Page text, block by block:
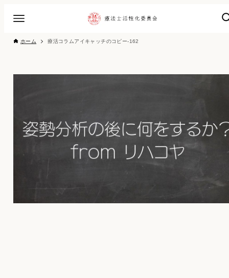
ホーム 療活コラムアイキャッチのコピー-162